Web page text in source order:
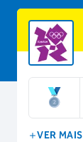
VER MAIS